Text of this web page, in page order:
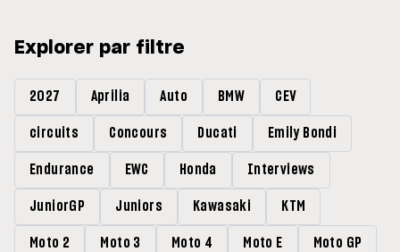
Explorer par filtre
2027 Aprilia Auto BMW CEV
circuits Concours Ducati Emily Bondi
Endurance EWC Honda Interviews
JuniorGP Juniors Kawasaki KTM
Moto 2 Moto 3 Moto 4 Moto E Moto GP